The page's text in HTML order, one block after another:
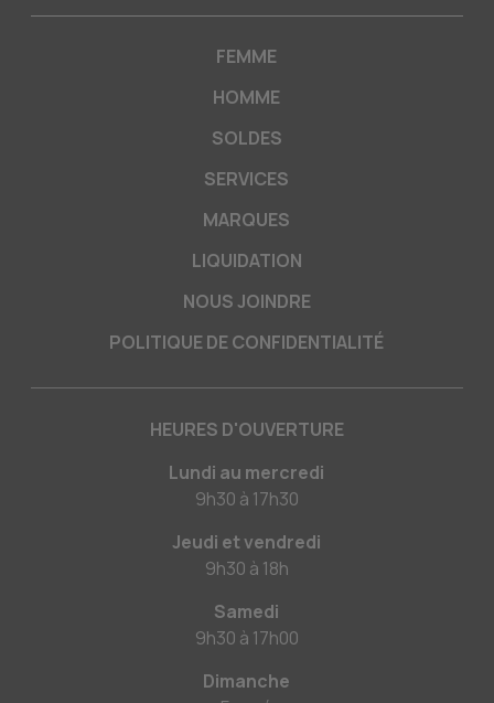
FEMME
HOMME
SOLDES
SERVICES
MARQUES
LIQUIDATION
NOUS JOINDRE
POLITIQUE DE CONFIDENTIALITÉ
HEURES D'OUVERTURE
Lundi au mercredi
9h30 à 17h30
Jeudi et vendredi
9h30 à 18h
Samedi
9h30 à 17h00
Dimanche